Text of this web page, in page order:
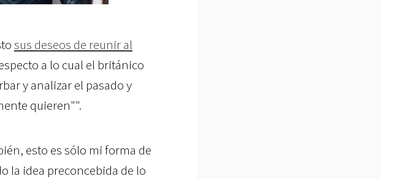
sus deseos de reunir al
a lo cual el británico
y analizar el pasado y
quieren"".
esto es sólo mi forma de
la idea preconcebida de lo